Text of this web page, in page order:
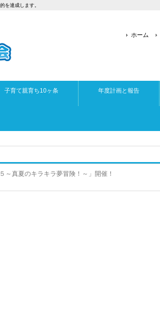
を達成します。
ホーム
子育て親育ち10ヶ条 年度計画と報告
～真夏のキラキラ夢冒険！～」開催！